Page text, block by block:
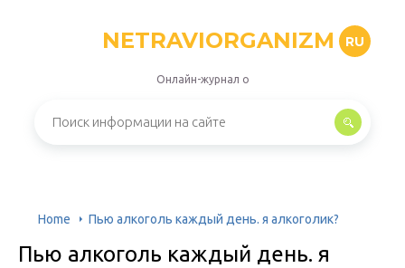
NETRAVIORGANIZM RU
Онлайн-журнал о
Home Пью алкоголь каждый день. я алкоголик?
Пью алкоголь каждый день. я